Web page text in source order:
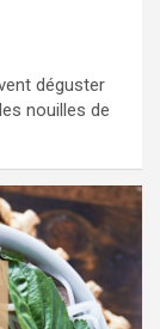
déguster
nouilles de